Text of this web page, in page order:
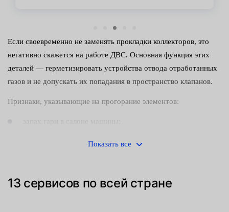
Если своевременно не заменять прокладки коллекторов, это
негативно скажется на работе ДВС. Основная функция этих
деталей — герметизировать устройства отвода отработанных
газов и не допускать их попадания в пространство клапанов.
Признаки, указывающие на прогорание элементов:
трудности с запуском двигателя;
Манжеты, сальники, уплотнители — слабое место любого
Показать все
13 сервисов по всей стране